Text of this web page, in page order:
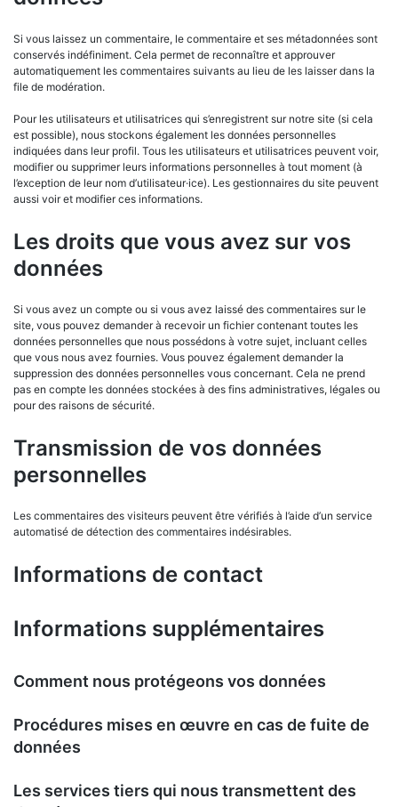
Si vous laissez un commentaire, le commentaire et ses métadonnées sont
conservés indéfiniment. Cela permet de reconnaître et approuver
automatiquement les commentaires suivants au lieu de les laisser dans la
file de modération.
Pour les utilisateurs et utilisatrices qui s’enregistrent sur notre site (si cela
est possible), nous stockons également les données personnelles
indiquées dans leur profil. Tous les utilisateurs et utilisatrices peuvent voir,
modifier ou supprimer leurs informations personnelles à tout moment (à
l’exception de leur nom d’utilisateur·ice). Les gestionnaires du site peuvent
aussi voir et modifier ces informations.
Les droits que vous avez sur vos
données
Si vous avez un compte ou si vous avez laissé des commentaires sur le
site, vous pouvez demander à recevoir un fichier contenant toutes les
données personnelles que nous possédons à votre sujet, incluant celles
que vous nous avez fournies. Vous pouvez également demander la
suppression des données personnelles vous concernant. Cela ne prend
pas en compte les données stockées à des fins administratives, légales ou
pour des raisons de sécurité.
Transmission de vos données
personnelles
Les commentaires des visiteurs peuvent être vérifiés à l’aide d’un service
automatisé de détection des commentaires indésirables.
Informations de contact
Informations supplémentaires
Comment nous protégeons vos données
Procédures mises en œuvre en cas de fuite de
données
Les services tiers qui nous transmettent des